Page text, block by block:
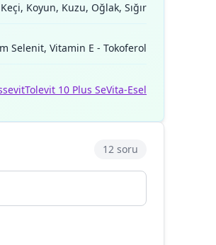
Koyun, Kuzu, Oğlak, Sığır
Selenit, Vitamin E - Tokoferol
Tolevit 10 Plus SeVita-Esel
12 soru